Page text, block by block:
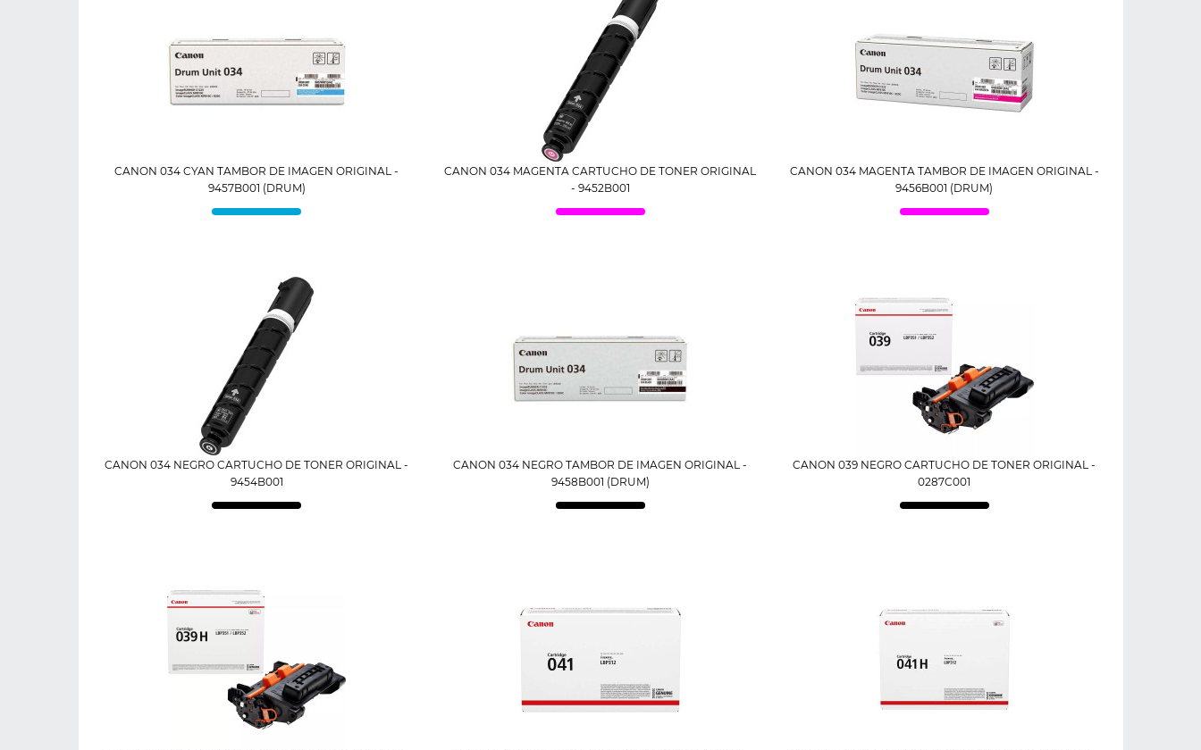
CANON 034 CYAN TAMBOR DE IMAGEN ORIGINAL -
9457B001 (DRUM)
CANON 034 MAGENTA CARTUCHO DE TONER ORIGINAL
- 9452B001
CANON 034 MAGENTA TAMBOR DE IMAGEN ORIGINAL -
9456B001 (DRUM)
CANON 034 NEGRO CARTUCHO DE TONER ORIGINAL -
9454B001
CANON 034 NEGRO TAMBOR DE IMAGEN ORIGINAL -
9458B001 (DRUM)
CANON 039 NEGRO CARTUCHO DE TONER ORIGINAL -
0287C001